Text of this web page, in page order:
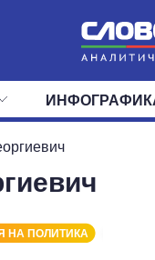
СОБЫТИЯ
ПОЛИТИКА
ВЕРХОВНАЯ РАДА
ДЕПУТАТЫ
НА ПОЛИТИКА